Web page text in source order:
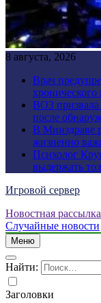
8 августа, 2026
Врач
хронического
ВОЗ призвала
после
В Минздраве
жизненно
Психолог
выдержать
Игровой сервер
Новостная рассылка
Случайные новости
Меню
Найти:
Заголовки